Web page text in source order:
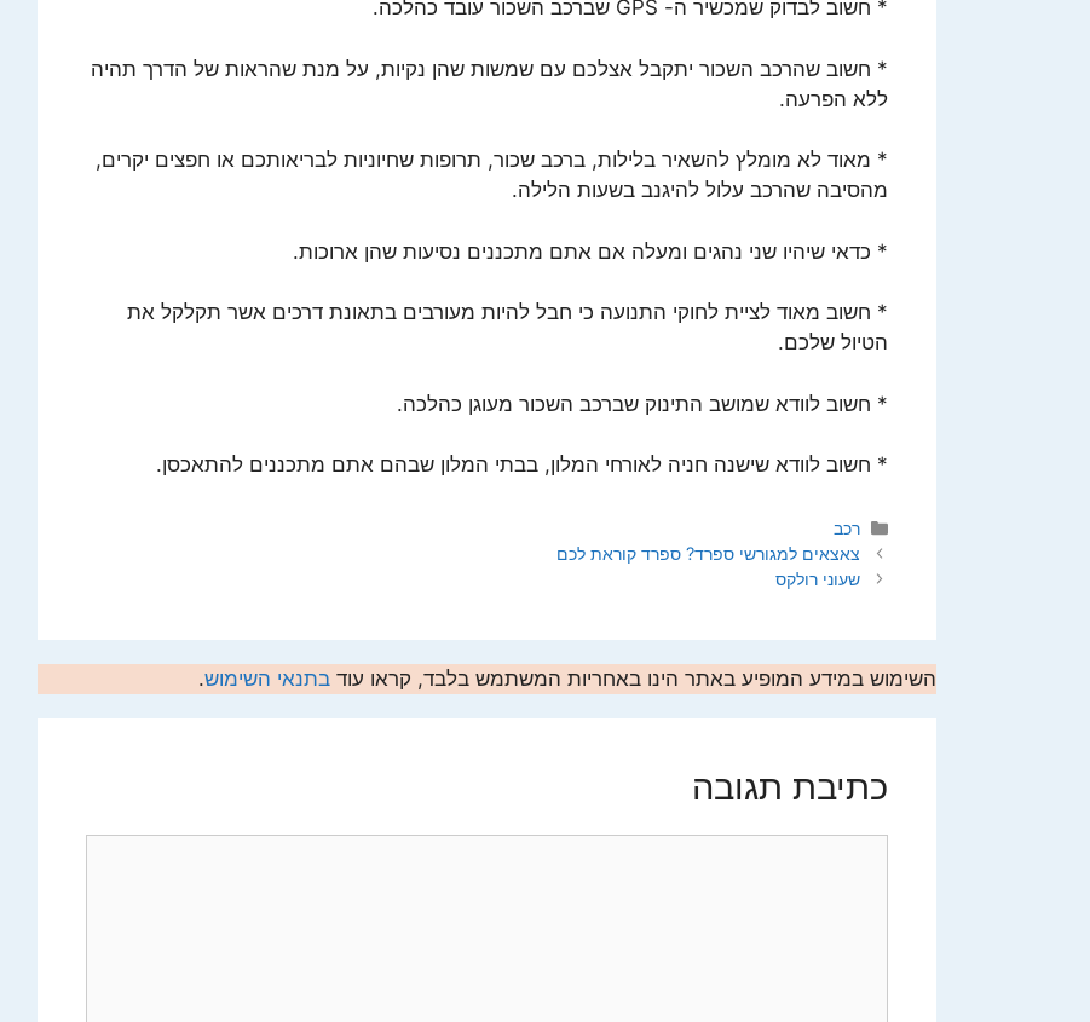
* חשוב לבדוק שמכשיר ה- GPS שברכב השכור עובד כהלכה.
* חשוב שהרכב השכור יתקבל אצלכם עם שמשות שהן נקיות, על מנת שהראות של הדרך תהיה
ללא הפרעה.
* מאוד לא מומלץ להשאיר בלילות, ברכב שכור, תרופות שחיוניות לבריאותכם או חפצים יקרים,
מהסיבה שהרכב עלול להיגנב בשעות הלילה.
* כדאי שיהיו שני נהגים ומעלה אם אתם מתכננים נסיעות שהן ארוכות.
* חשוב מאוד לציית לחוקי התנועה כי חבל להיות מעורבים בתאונת דרכים אשר תקלקל את
הטיול שלכם.
* חשוב לוודא שמושב התינוק שברכב השכור מעוגן כהלכה.
* חשוב לוודא שישנה חניה לאורחי המלון, בבתי המלון שבהם אתם מתכננים להתאכסן.
קטגוריות
רכב
צאצאים למגורשי ספרד? ספרד קוראת לכם
שעוני רולקס
השימוש במידע המופיע באתר הינו באחריות המשתמש בלבד, קראו עוד בתנאי השימוש.
כתיבת תגובה